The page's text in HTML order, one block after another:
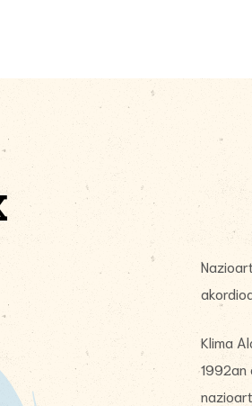
Klima
1992an